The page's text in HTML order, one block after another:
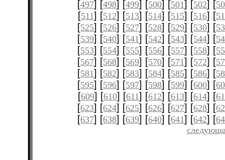
[497] [498] [499] [500] [501] [502] [
[511] [512] [513] [514] [515] [516] [
[525] [526] [527] [528] [529] [530] [
[539] [540] [541] [542] [543] [544] [
[553] [554] [555] [556] [557] [558] [
[567] [568] [569] [570] [571] [572] [
[581] [582] [583] [584] [585] [586] [
[595] [596] [597] [598] [599] [600] [
[609] [610] [611] [612] [613] [614] [
[623] [624] [625] [626] [627] [628] [
[637] [638] [639] [640] [641] [642] [